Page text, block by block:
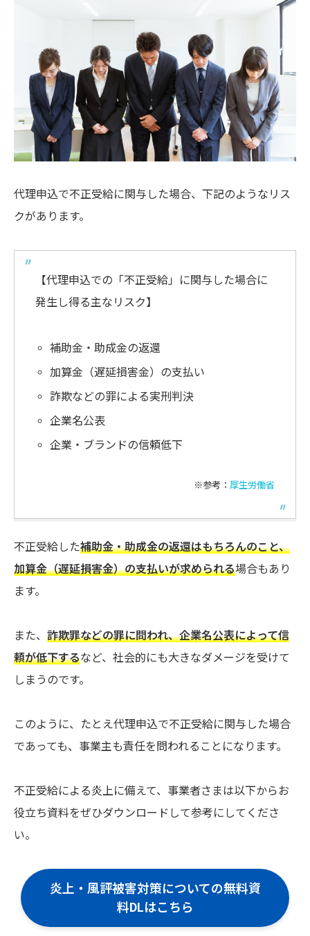
代理申込で不正受給に関与した場合、下記のようなリス
クがあります。
【代理申込での「不正受給」に関与した場合に
発生し得る主なリスク】
補助金・助成金の返還
加算金（遅延損害金）の支払い
詐欺などの罪による実刑判決
企業名公表
企業・ブランドの信頼低下
※参考： 厚生労働省
不正受給した補助金・助成金の返還はもちろんのこと、
加算金（遅延損害金）の支払いが求められる場合もあり
ます。
また、 詐欺罪などの罪に問われ、企業名公表によって信
頼が低下するなど、社会的にも大きなダメージを受けて
しまうのです。
このように、たとえ代理申込で不正受給に関与した場合
であっても、事業主も責任を問われることになります。
不正受給による炎上に備えて、事業者さまは以下からお
役立ち資料をぜひダウンロードして参考にしてくださ
い。
炎上・風評被害対策についての無料資
料DLはこちら